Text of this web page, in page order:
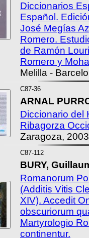
Diccionarios
Español.
José Megías
Romero.
de Ramón
Romero y
Melilla -
C87-36
ARNAL
Diccionario del
Ribagorza
Zaragoza,
C87-112
BURY,
Romanorum
(Additis Vitis
XIV). Accedit
obscuriorum
Martyrologio
continentur.